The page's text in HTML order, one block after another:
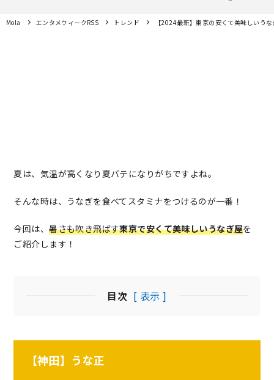
Mola エンタメウィークRSS トレンド 【2024最新】東京の安くて美味しいう
夏は、気温が高くなり夏バテになりがちですよね。
そんな時は、うなぎを食べてスタミナをつけるのが一番！
今回は、暑さも吹き飛ばす東京で安くて美味しいうなぎ屋を
ご紹介します！
目次 [ 表示 ]
【神田】うな正